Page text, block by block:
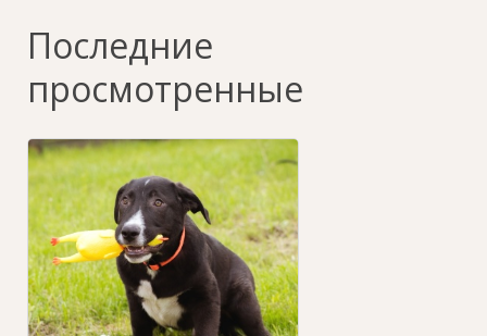
Последние
просмотренные